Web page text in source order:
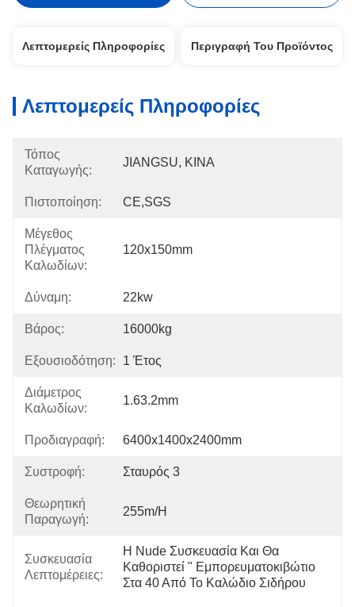
Λεπτομερείς Πληροφορίες Περιγραφή Του Προϊόντος
Λεπτομερείς Πληροφορίες
Τόπος
Καταγωγής:
JIANGSU, ΚΙΝΑ
Πιστοποίηση: CE,SGS
Μέγεθος
Πλέγματος
Καλωδίων:
120x150mm
Δύναμη: 22kw
Βάρος: 16000kg
Εξουσιοδότηση: 1 Έτος
Διάμετρος
Καλωδίων:
1.63.2mm
Προδιαγραφή: 6400x1400x2400mm
Συστροφή: Σταυρός 3
Θεωρητική
Παραγωγή:
255m/h
Συσκευασία
Λεπτομέρειες:
Η Nude Συσκευασία Και Θα
Καθοριστεί " Εμπορευματοκιβώτιο
Στα 40 Από Το Καλώδιο Σιδήρου